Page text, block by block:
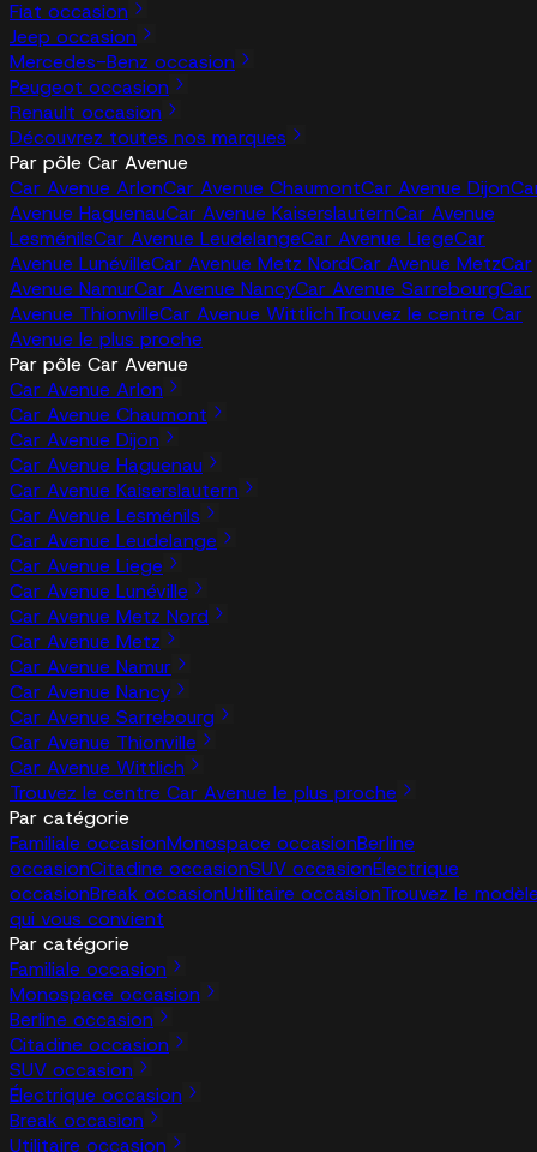
Fiat occasion
Jeep occasion
Mercedes-Benz occasion
Peugeot occasion
Renault occasion
Découvrez toutes nos marques
Par pôle Car Avenue
Car Avenue ArlonCar Avenue ChaumontCar Avenue Dijon
Avenue HaguenauCar Avenue KaiserslauternCar Avenue
LesménilsCar Avenue LeudelangeCar Avenue LiegeCar
Avenue LunévilleCar Avenue Metz NordCar Avenue MetzCar
Avenue NamurCar Avenue NancyCar Avenue SarrebourgCar
Avenue ThionvilleCar Avenue WittlichTrouvez le centre Car
Avenue le plus proche
Par pôle Car Avenue
Car Avenue Arlon
Car Avenue Chaumont
Car Avenue Dijon
Car Avenue Haguenau
Car Avenue Kaiserslautern
Car Avenue Lesménils
Car Avenue Leudelange
Car Avenue Liege
Car Avenue Lunéville
Car Avenue Metz Nord
Car Avenue Metz
Car Avenue Namur
Car Avenue Nancy
Car Avenue Sarrebourg
Car Avenue Thionville
Car Avenue Wittlich
Trouvez le centre Car Avenue le plus proche
Par catégorie
Familiale occasionMonospace occasionBerline
occasionCitadine occasionSUV occasionÉlectrique
occasionBreak occasionUtilitaire occasionTrouvez le
qui vous convient
Par catégorie
Familiale occasion
Monospace occasion
Berline occasion
Citadine occasion
SUV occasion
Électrique occasion
Break occasion
Utilitaire occasion